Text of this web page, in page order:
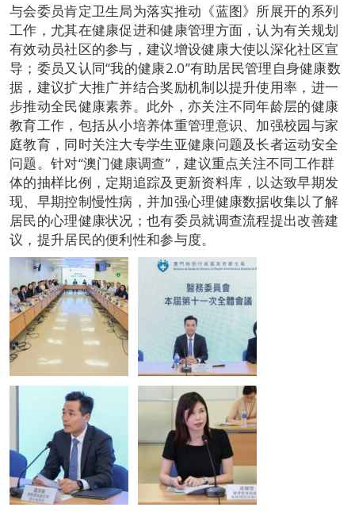
与会委员肯定卫生局为落实推动《蓝图》所展开的系列
工作，尤其在健康促进和健康管理方面，认为有关规划
有效动员社区的参与，建议增设健康大使以深化社区宣
导；委员又认同“我的健康2.0”有助居民管理自身健康数
据，建议扩大推广并结合奖励机制以提升使用率，进一
步推动全民健康素养。此外，亦关注不同年龄层的健康
教育工作，包括从小培养体重管理意识、加强校园与家
庭教育，同时关注大专学生亚健康问题及长者运动安全
问题。针对“澳门健康调查”，建议重点关注不同工作群
体的抽样比例，定期追踪及更新资料库，以达致早期发
现、早期控制慢性病，并加强心理健康数据收集以了解
居民的心理健康状况；也有委员就调查流程提出改善建
议，提升居民的便利性和参与度。